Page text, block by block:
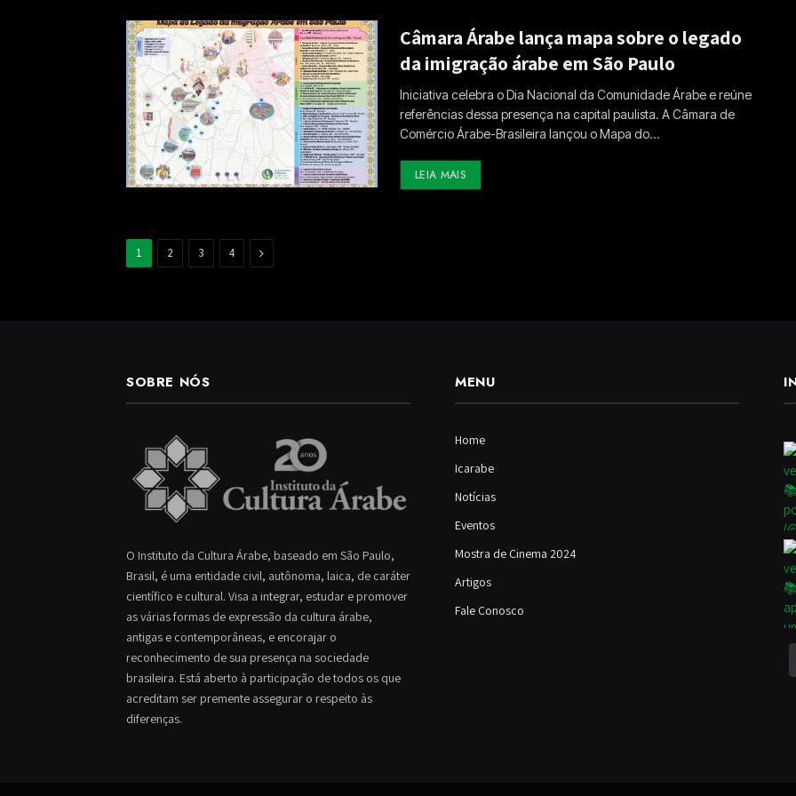
Câmara Árabe lança mapa sobre o legado
da imigração árabe em São Paulo
Iniciativa celebra o Dia Nacional da Comunidade Árabe e reúne
referências dessa presença na capital paulista. A Câmara de
Comércio Árabe-Brasileira lançou o Mapa do…
LEIA MAIS
1 2 3 4 Next
SOBRE NÓS
O Instituto da Cultura Árabe, baseado em São Paulo,
Brasil, é uma entidade civil, autônoma, laica, de caráter
científico e cultural. Visa a integrar, estudar e promover
as várias formas de expressão da cultura árabe,
antigas e contemporâneas, e encorajar o
reconhecimento de sua presença na sociedade
brasileira. Está aberto à participação de todos os que
acreditam ser premente assegurar o respeito às
diferenças.
MENU
Home
Icarabe
Notícias
Eventos
Mostra de Cinema 2024
Artigos
Fale Conosco